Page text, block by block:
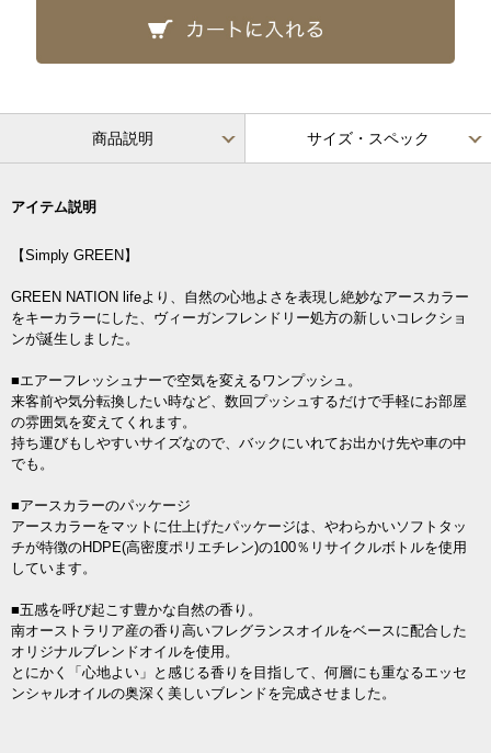
商品説明 サイズ・スペック
アイテム説明
【Simply GREEN】
GREEN NATION lifeより、自然の心地よさを表現し絶妙なアースカラー
をキーカラーにした、ヴィーガンフレンドリー処方の新しいコレクショ
ンが誕生しました。
■エアーフレッシュナーで空気を変えるワンプッシュ。
来客前や気分転換したい時など、数回プッシュするだけで手軽にお部屋
の雰囲気を変えてくれます。
持ち運びもしやすいサイズなので、バックにいれてお出かけ先や車の中
でも。
■アースカラーのパッケージ
アースカラーをマットに仕上げたパッケージは、やわらかいソフトタッ
チが特徴のHDPE(高密度ポリエチレン)の100％リサイクルボトルを使用
しています。
■五感を呼び起こす豊かな自然の香り。
南オーストラリア産の香り高いフレグランスオイルをベースに配合した
オリジナルブレンドオイルを使用。
とにかく「心地よい」と感じる香りを目指して、何層にも重なるエッセ
ンシャルオイルの奥深く美しいブレンドを完成させました。